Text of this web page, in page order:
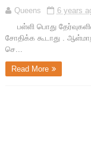
Queens
6 years
பள்ளி பொது
சோதிக்க கூடாது .
செ...
Read More